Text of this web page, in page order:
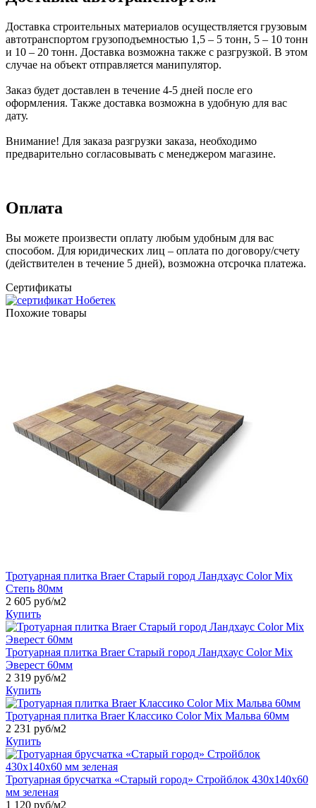
Доставка строительных материалов осуществляется грузовым
автотранспортом грузоподъемностью 1,5 – 5 тонн, 5 – 10 тонн
и 10 – 20 тонн. Доставка возможна также с разгрузкой. В этом
случае на объект отправляется манипулятор.
Заказ будет доставлен в течение 4-5 дней после его
оформления. Также доставка возможна в удобную для вас
дату.
Внимание! Для заказа разгрузки заказа, необходимо
предварительно согласовывать с менеджером магазине.
Оплата
Вы можете произвести оплату любым удобным для вас
способом. Для юридических лиц – оплата по договору/счету
(действителен в течение 5 дней), возможна отсрочка платежа.
Сертификаты
Похожие товары
Тротуарная плитка Braer Старый город Ландхаус Color Mix
Степь 80мм
2 605 руб/м2
Купить
Тротуарная плитка Braer Старый город Ландхаус Color Mix
Эверест 60мм
2 319 руб/м2
Купить
Тротуарная плитка Braer Классико Color Mix Мальва 60мм
2 231 руб/м2
Купить
Тротуарная брусчатка «Старый город» Стройблок 430x140x60
мм зеленая
1 120 руб/м2